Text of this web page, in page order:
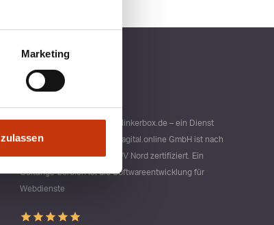
Marketing
Qualitätsmanagement bei blinkerbox.de – ein Dienst
der agital.online GmbH Die agital.online GmbH ist nach
DIN ISO 9001 durch den TÜV Nord zertifiziert. Ein
Geltungs-bereich ist die Softwareentwicklung für
Webdienste